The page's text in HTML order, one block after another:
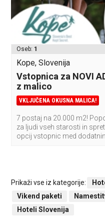
Oseb: 1
Kope, Slovenija
Vstopnica za NOVI
z malico
VKLJUČENA OKUSNA MALICA!
7 postaj na 20.000 m2!
za ljudi vseh starosti in
opcij vstopnic med
Prikaži vse iz kategorije:
Vikend paketi
Hoteli Slovenija